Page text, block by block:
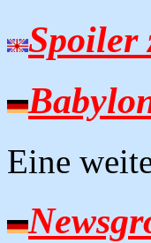
Spoiler
Eine